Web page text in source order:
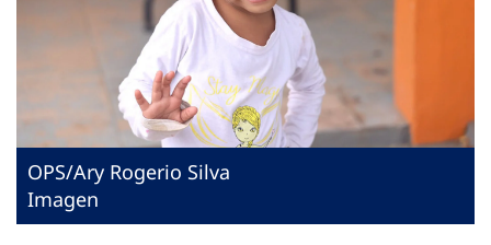
OPS/Ary Rogerio Silva
Imagen